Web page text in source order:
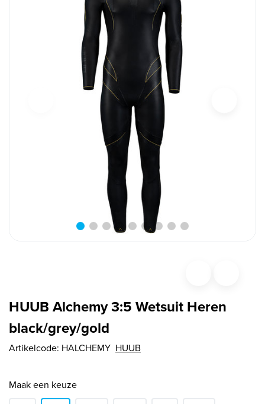
HUUB Alchemy 3:5 Wetsuit Heren
black/grey/gold
Artikelcode: HALCHEMY HUUB
Maak een keuze